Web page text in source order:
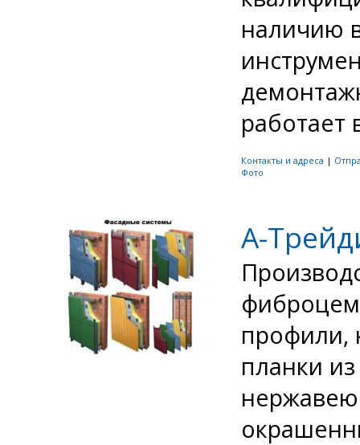
наличию
работает
Контакты и адреса |
Фото
A-
профили,
планки